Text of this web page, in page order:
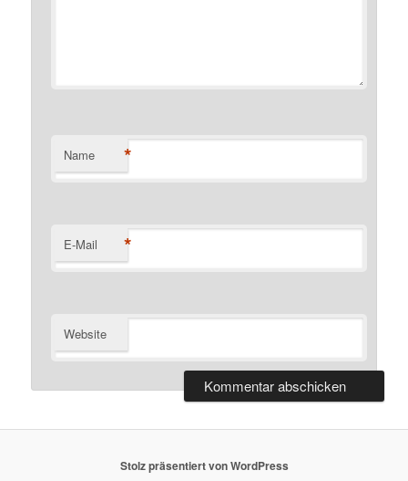
Name *
E-Mail *
Website
Stolz präsentiert von WordPress